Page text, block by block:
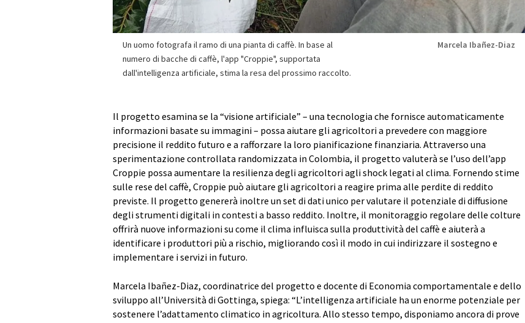
Un uomo fotografa il ramo di una pianta di caffè. In base al
numero di bacche di caffè, l'app "Croppie", supportata
dall'intelligenza artificiale, stima la resa del prossimo raccolto.
Marcela Ibañez-Diaz
Il progetto esamina se la “visione artificiale” – una tecnologia che fornisce automaticamente
informazioni basate su immagini – possa aiutare gli agricoltori a prevedere con maggiore
precisione il reddito futuro e a rafforzare la loro pianificazione finanziaria. Attraverso una
sperimentazione controllata randomizzata in Colombia, il progetto valuterà se l’uso dell’app
Croppie possa aumentare la resilienza degli agricoltori agli shock legati al clima. Fornendo stime
sulle rese del caffè, Croppie può aiutare gli agricoltori a reagire prima alle perdite di reddito
previste. Il progetto genererà inoltre un set di dati unico per valutare il potenziale di diffusione
degli strumenti digitali in contesti a basso reddito. Inoltre, il monitoraggio regolare delle colture
offrirà nuove informazioni su come il clima influisca sulla produttività del caffè e aiuterà a
identificare i produttori più a rischio, migliorando così il modo in cui indirizzare il sostegno e
implementare i servizi in futuro.
Marcela Ibañez-Diaz, coordinatrice del progetto e docente di Economia comportamentale e dello
sviluppo all’Università di Gottinga, spiega: “L’intelligenza artificiale ha un enorme potenziale per
sostenere l’adattamento climatico in agricoltura. Allo stesso tempo, disponiamo ancora di prove